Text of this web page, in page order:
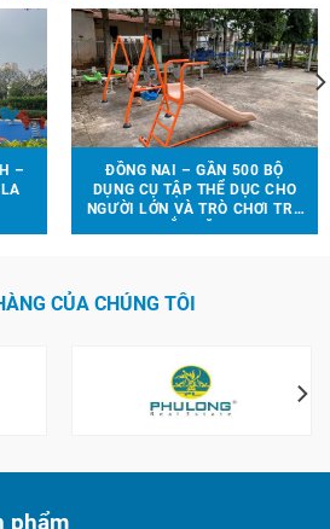
–
ĐỒNG NAI – GẦN 500 BỘ
DỤNG CỤ TẬP THỂ DỤC CHO
NGƯỜI LỚN VÀ TRÒ CHƠI TRẺ
CỦA CHÚNG TÔI
phẩm